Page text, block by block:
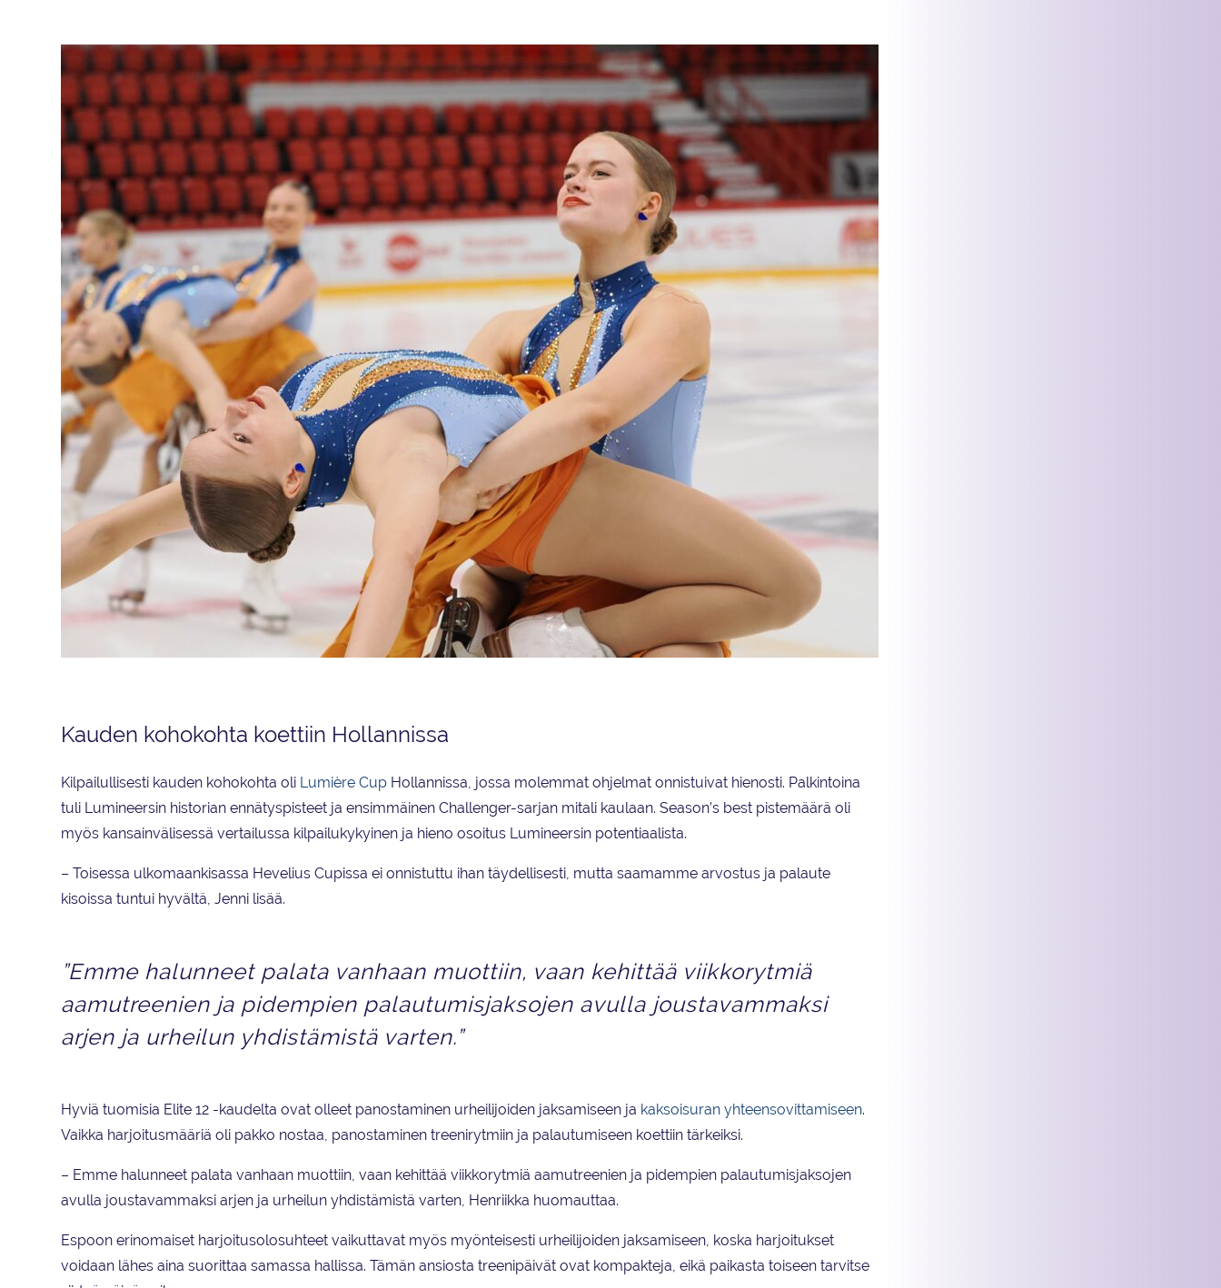
Kauden kohokohta koettiin Hollannissa
Kilpailullisesti kauden kohokohta oli Lumière Cup Hollannissa, jossa molemmat ohjelmat onnistuivat hienosti. Palkintoina
tuli Lumineersin historian ennätyspisteet ja ensimmäinen Challenger-sarjan mitali kaulaan. Season’s best pistemäärä oli
myös kansainvälisessä vertailussa kilpailukykyinen ja hieno osoitus Lumineersin potentiaalista.
– Toisessa ulkomaankisassa Hevelius Cupissa ei onnistuttu ihan täydellisesti, mutta saamamme arvostus ja palaute
kisoissa tuntui hyvältä, Jenni lisää.
”Emme halunneet palata vanhaan muottiin, vaan kehittää viikkorytmiä
aamutreenien ja pidempien palautumisjaksojen avulla joustavammaksi
arjen ja urheilun yhdistämistä varten.”
Hyviä tuomisia Elite 12 -kaudelta ovat olleet panostaminen urheilijoiden jaksamiseen ja kaksoisuran yhteensovittamiseen.
Vaikka harjoitusmääriä oli pakko nostaa, panostaminen treenirytmiin ja palautumiseen koettiin tärkeiksi.
– Emme halunneet palata vanhaan muottiin, vaan kehittää viikkorytmiä aamutreenien ja pidempien palautumisjaksojen
avulla joustavammaksi arjen ja urheilun yhdistämistä varten, Henriikka huomauttaa.
Espoon erinomaiset harjoitusolosuhteet vaikuttavat myös myönteisesti urheilijoiden jaksamiseen, koska harjoitukset
voidaan lähes aina suorittaa samassa hallissa. Tämän ansiosta treenipäivät ovat kompakteja, eikä paikasta toiseen tarvitse